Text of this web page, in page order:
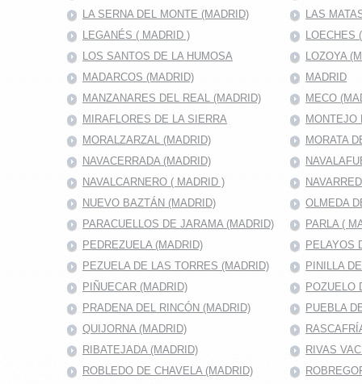
LA SERNA DEL MONTE (MADRID)
LAS
LEGANÉS ( MADRID )
LOECHES
LOS SANTOS DE LA HUMOSA
LOZOYA
MADARCOS (MADRID)
MADRID
MANZANARES DEL REAL (MADRID)
MECO
MIRAFLORES DE LA SIERRA
MONTEJO
MORALZARZAL (MADRID)
MORATA
NAVACERRADA (MADRID)
NAVALCARNERO ( MADRID )
NUEVO BAZTÁN (MADRID)
OLMEDA
PARACUELLOS DE JARAMA (MADRID)
PARLA (
PEDREZUELA (MADRID)
PELAYOS
PEZUELA DE LAS TORRES (MADRID)
PINILLA
PIÑUECAR (MADRID)
POZUELO
PRADENA DEL RINCÓN (MADRID)
PUEBLA
QUIJORNA (MADRID)
RIBATEJADA (MADRID)
RIVAS
ROBLEDO DE CHAVELA (MADRID)